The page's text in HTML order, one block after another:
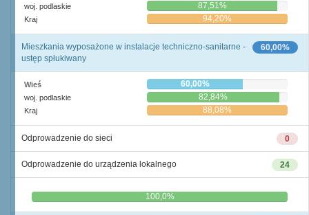
woj. podlaskie 87,51%
Kraj 94,20%
60,00%
Mieszkania wyposażone w instalacje techniczno-sanitarne -
ustęp spłukiwany
Wieś 60,00%
woj. podlaskie 82,84%
Kraj 88,08%
0
Odprowadzenie do sieci
24
Odprowadzenie do urządzenia lokalnego
0,0% 100,0%